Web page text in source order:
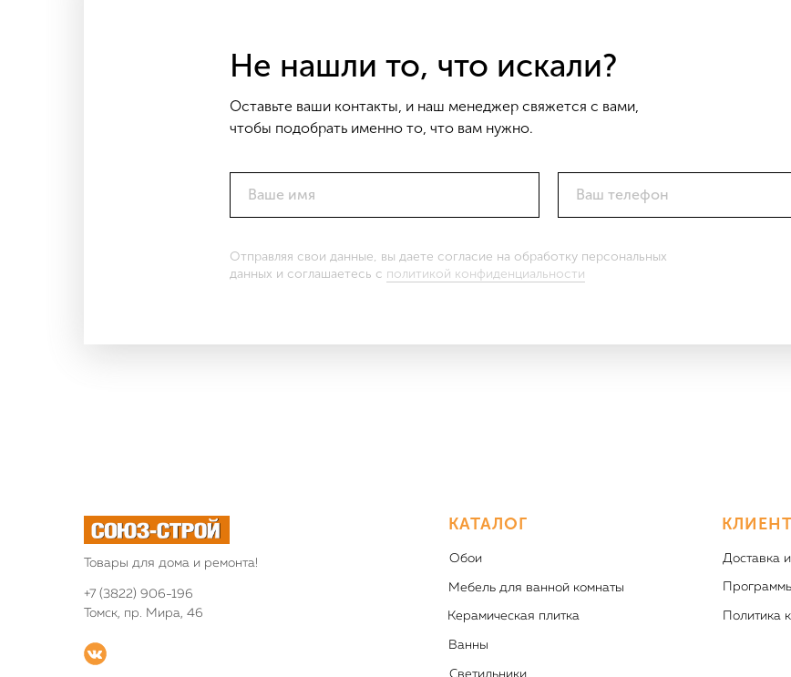
Ваше имя Ваш телефон
Не нашли то, что искали?
Оставьте ваши контакты, и наш менеджер свяжется с вами,
чтобы подобрать именно то, что вам нужно.
Отправляя свои данные, вы даете согласие на обработку персональных
данных и соглашаетесь c политикой конфиденциальности
КАТАЛОГ
Товары для дома и ремонта! Обои
Мебель для ванной комнаты
Доставка
Политика
+7 (3822) 906-196
Томск, пр. Мира, 46
Светильники
Керамическая плитка
Ванны